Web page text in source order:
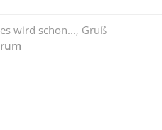
es wird schon..., Gruß
rum